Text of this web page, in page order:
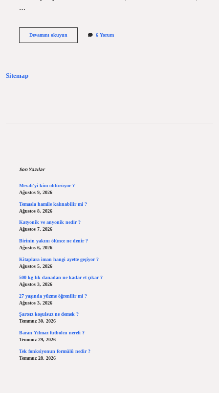
…
Devamını okuyunKocaeli
6 Yorum
Sitemap
Son Yazılar
Merali’yi kim öldürüyor ?
Ağustos 9, 2026
Temasla hamile kalınabilir mi ?
Ağustos 8, 2026
Katyonik ve anyonik nedir ?
Ağustos 7, 2026
Birinin yakını ölünce ne denir ?
Ağustos 6, 2026
Kitaplara iman hangi ayette geçiyor ?
Ağustos 5, 2026
500 kg lık danadan ne kadar et çıkar ?
Ağustos 3, 2026
27 yaşında yüzme öğrenilir mi ?
Ağustos 3, 2026
Şartsız koşulsuz ne demek ?
Temmuz 30, 2026
Baran Yılmaz futbolcu nereli ?
Temmuz 29, 2026
Tek fonksiyonun formülü nedir ?
Temmuz 28, 2026